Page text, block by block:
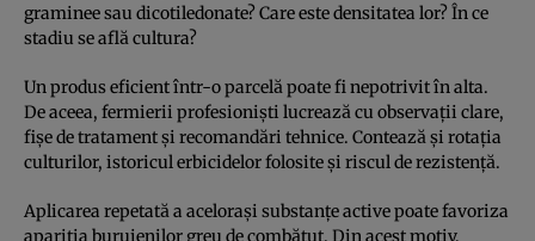
graminee sau dicotiledonate? Care este densitatea lor? În ce
stadiu se află cultura?
Un produs eficient într-o parcelă poate fi nepotrivit în alta.
De aceea, fermierii profesioniști lucrează cu observații clare,
fișe de tratament și recomandări tehnice. Contează și rotația
culturilor, istoricul erbicidelor folosite și riscul de rezistență.
Aplicarea repetată a acelorași substanțe active poate favoriza
apariția buruienilor greu de combătut. Din acest motiv,